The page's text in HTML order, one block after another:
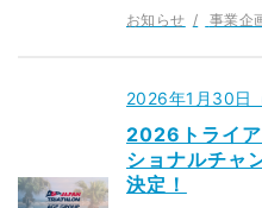
お知らせ 事業企
2026年1月30日
2026トライ
ショナルチャ
決定！